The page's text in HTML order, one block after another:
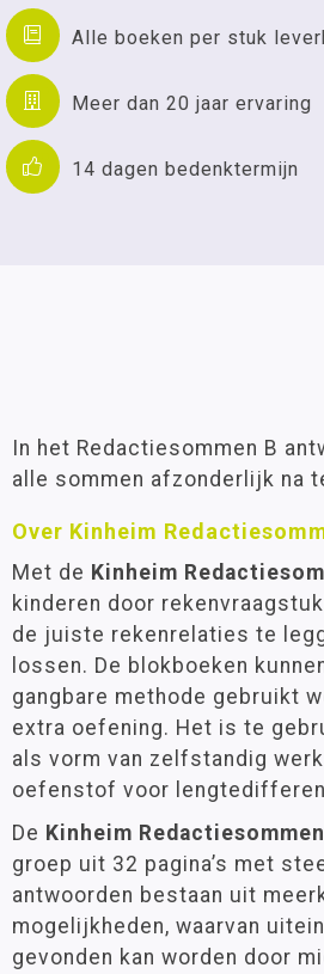
Alle boeken per stuk
Meer dan 20 jaar ervaring
14 dagen bedenktermijn
In het Redactiesommen B
alle sommen afzonderlijk na
Over Kinheim
Met de Kinheim
kinderen door
de juiste rekenrelaties te
lossen. De blokboeken
gangbare methode gebruikt
extra oefening. Het is te
als vorm van zelfstandig
oefenstof voor
De Kinheim Redactiesommen
groep uit 32 pagina’s met
antwoorden bestaan uit
mogelijkheden, waarvan
gevonden kan worden door